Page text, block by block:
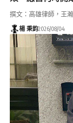
撰文：高雄律師，王
楊 秉鈞2026/08/04